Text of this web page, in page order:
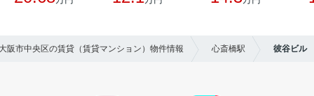
阪市中央区の賃貸（賃貸マンション）物件情報 心斎橋駅 彼谷ビル